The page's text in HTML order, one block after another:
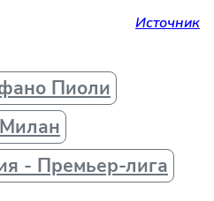
Источник
Пиоли
Милан
- Премьер-лига